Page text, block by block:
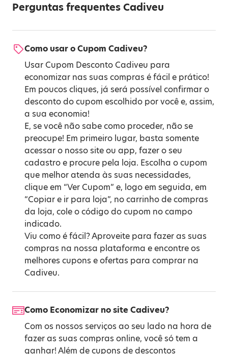
Perguntas frequentes Cadiveu
Como usar o Cupom Cadiveu?
Usar Cupom Desconto Cadiveu para
economizar nas suas compras é fácil e prático!
Em poucos cliques, já será possível confirmar o
desconto do cupom escolhido por você e, assim,
a sua economia!
E, se você não sabe como proceder, não se
preocupe! Em primeiro lugar, basta somente
acessar o nosso site ou app, fazer o seu
cadastro e procure pela loja. Escolha o cupom
que melhor atenda às suas necessidades,
clique em “Ver Cupom” e, logo em seguida, em
“Copiar e ir para loja”, no carrinho de compras
da loja, cole o código do cupom no campo
indicado.
Viu como é fácil? Aproveite para fazer as suas
compras na nossa plataforma e encontre os
melhores cupons e ofertas para comprar na
Cadiveu.
Como Economizar no site Cadiveu?
Com os nossos serviços ao seu lado na hora de
fazer as suas compras online, você só tem a
ganhar! Além de cupons de descontos